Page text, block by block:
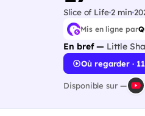
Slice of Life 2 min
Mis en ligne par
En bref — Little
Où regarder ·
Disponible sur —